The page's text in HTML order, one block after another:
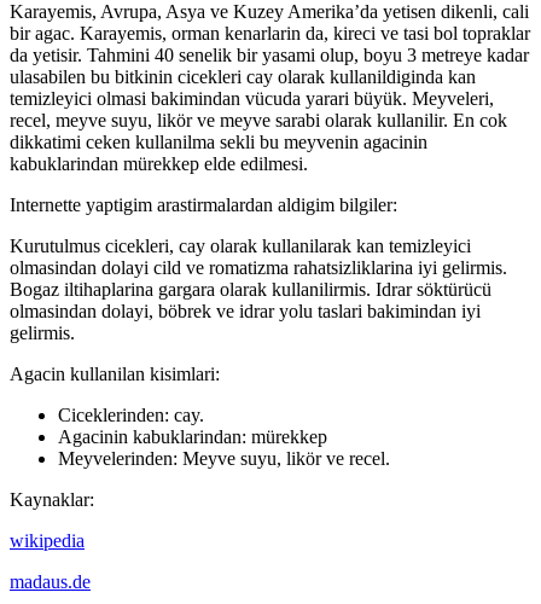
Karayemis, Avrupa, Asya ve Kuzey Amerika’da yetisen dikenli, cali
bir agac. Karayemis, orman kenarlarin da, kireci ve tasi bol topraklar
da yetisir. Tahmini 40 senelik bir yasami olup, boyu 3 metreye kadar
ulasabilen bu bitkinin cicekleri cay olarak kullanildiginda kan
temizleyici olmasi bakimindan vücuda yarari büyük. Meyveleri,
recel, meyve suyu, likör ve meyve sarabi olarak kullanilir. En cok
dikkatimi ceken kullanilma sekli bu meyvenin agacinin
kabuklarindan mürekkep elde edilmesi.
Internette yaptigim arastirmalardan aldigim bilgiler:
Kurutulmus cicekleri, cay olarak kullanilarak kan temizleyici
olmasindan dolayi cild ve romatizma rahatsizliklarina iyi gelirmis.
Bogaz iltihaplarina gargara olarak kullanilirmis. Idrar söktürücü
olmasindan dolayi, böbrek ve idrar yolu taslari bakimindan iyi
gelirmis.
Agacin kullanilan kisimlari:
Ciceklerinden: cay.
Agacinin kabuklarindan: mürekkep
Meyvelerinden: Meyve suyu, likör ve recel.
Kaynaklar:
wikipedia
madaus.de